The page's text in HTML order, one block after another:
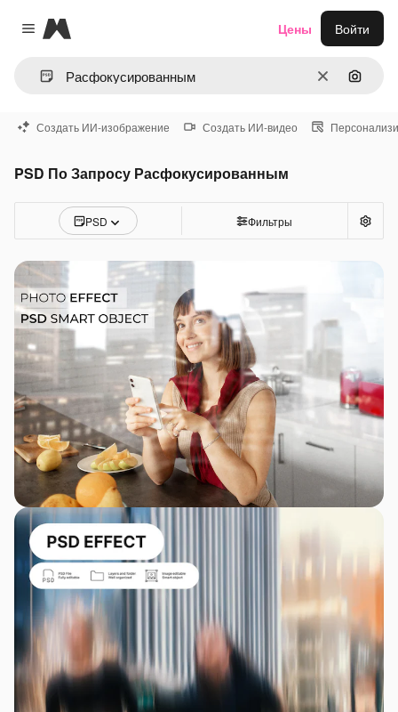
Close menu
Magnific
ОчиститьПоиск
Цены Войти
Создать ИИ-изображение Создать ИИ-видео
PSD По Запросу Расфокусированным
PSD Фильтры